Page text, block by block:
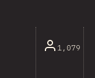
1,079